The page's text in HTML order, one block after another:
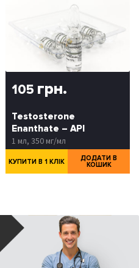
105 грн.
Testosterone
Enanthate – API
1 мл, 350 мг/мл
КУПИТИ В 1 КЛІК
ДОДАТИ В
КОШИК